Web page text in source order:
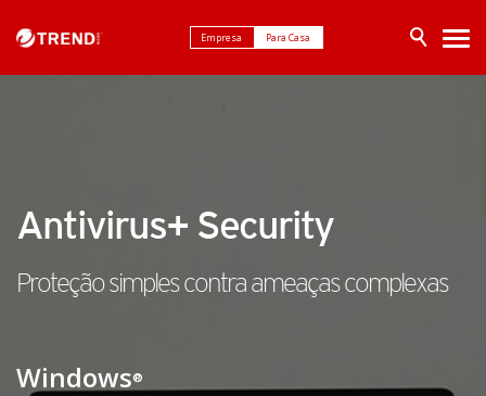
Empresa Para Casa
Antivirus+ Security
Proteção simplescontra ameaças complexas
Windows®